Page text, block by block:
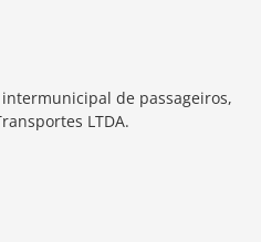
de passageiros,
LTDA.